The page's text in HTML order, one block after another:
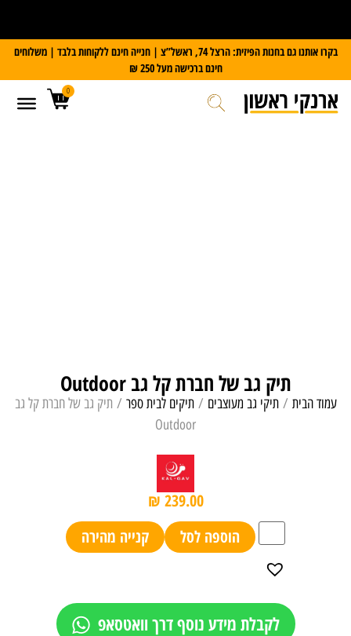
על כל מזוודת Slazenger קבלו משקל דיגיטלי במתנה
בקרו אותנו גם בחנות הפיזית: הרצל 74, ראשל”צ | חנייה חינם ללקוחות בלבד | משלוחים
חינם ברכישה מעל 250 ₪
0
תיק גב של חברת קל גב Outdoor
עמוד הבית /תיקי גב מעוצבים /תיקים לבית ספר / תיק גב של חברת קל גב
Outdoor
₪ 239.00
הוספה לסל
קנייה מהירה
לקבלת מידע נוסף דרך וואטסאפ